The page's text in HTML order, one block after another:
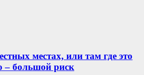
местах, или там где это
– большой риск